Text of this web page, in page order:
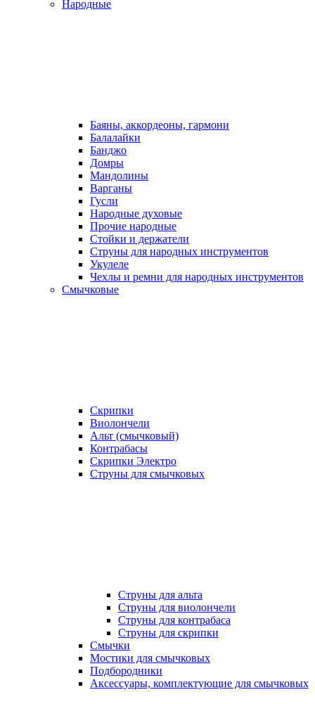
Народные
Баяны, аккордеоны, гармони
Балалайки
Банджо
Домры
Мандолины
Варганы
Гусли
Народные духовые
Прочие народные
Стойки и держатели
Струны для народных инструментов
Укулеле
Чехлы и ремни для народных инструментов
Смычковые
Скрипки
Виолончели
Альт (смычковый)
Контрабасы
Скрипки Электро
Струны для смычковых
Струны для альта
Струны для виолончели
Струны для контрабаса
Струны для скрипки
Смычки
Мостики для смычковых
Подбородники
Аксеcсуары, комплектующие для смычковых